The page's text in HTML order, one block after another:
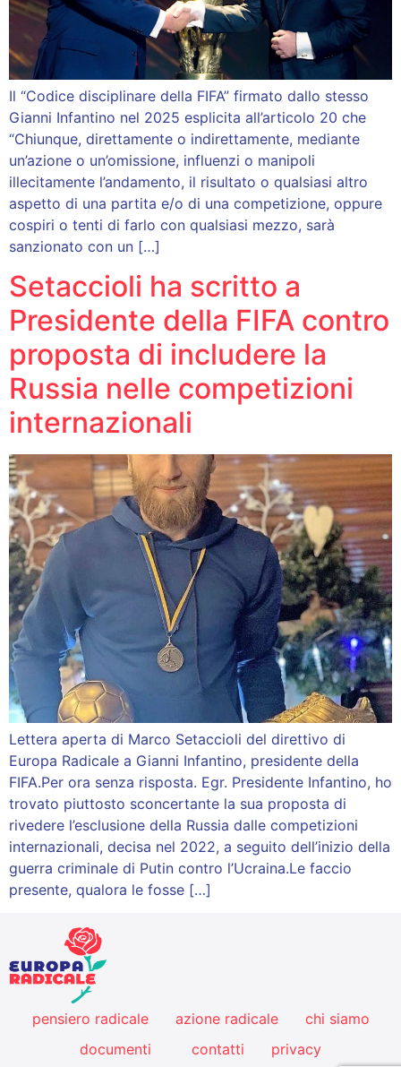
Il “Codice disciplinare della FIFA” firmato dallo stesso
Gianni Infantino nel 2025 esplicita all’articolo 20 che
“Chiunque, direttamente o indirettamente, mediante
un’azione o un’omissione, influenzi o manipoli
illecitamente l’andamento, il risultato o qualsiasi altro
aspetto di una partita e/o di una competizione, oppure
cospiri o tenti di farlo con qualsiasi mezzo, sarà
sanzionato con un […]
Setaccioli ha scritto a
Presidente della FIFA contro
proposta di includere la
Russia nelle competizioni
internazionali
Lettera aperta di Marco Setaccioli del direttivo di
Europa Radicale a Gianni Infantino, presidente della
FIFA.Per ora senza risposta. Egr. Presidente Infantino, ho
trovato piuttosto sconcertante la sua proposta di
rivedere l’esclusione della Russia dalle competizioni
internazionali, decisa nel 2022, a seguito dell’inizio della
guerra criminale di Putin contro l’Ucraina.Le faccio
presente, qualora le fosse […]
pensiero radicale azione radicale
chi siamo
documenti
contatti privacy